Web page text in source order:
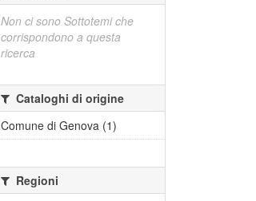
Non ci sono Sottotemi che
corrispondono a questa
ricerca
Cataloghi di origine
Comune di Genova (1)
Regioni